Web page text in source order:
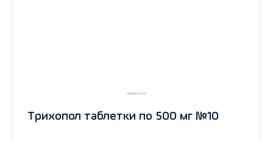
Трихопол таблетки по 500 мг №10